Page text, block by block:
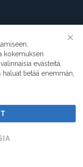
© 2026
kokemuksen
evästeitä,
tietää enemmän,